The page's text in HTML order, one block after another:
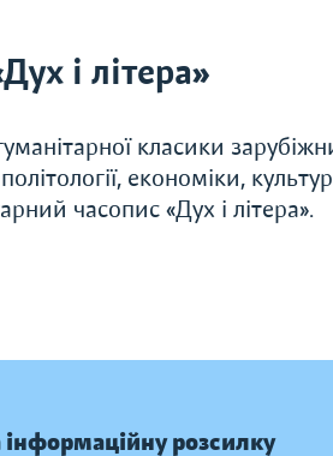
і літера»
класики
політології, економіки,
часопис «Дух і літера».
розсилку